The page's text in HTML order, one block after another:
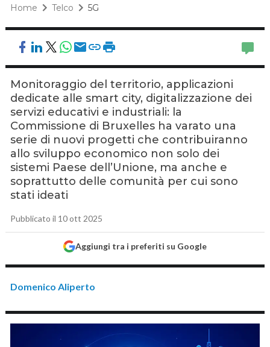
Home Telco 5G
Monitoraggio del territorio, applicazioni
dedicate alle smart city, digitalizzazione dei
servizi educativi e industriali: la
Commissione di Bruxelles ha varato una
serie di nuovi progetti che contribuiranno
allo sviluppo economico non solo dei
sistemi Paese dell’Unione, ma anche e
soprattutto delle comunità per cui sono
stati ideati
Pubblicato il 10 ott 2025
Aggiungi tra i preferiti su Google
Domenico Aliperto